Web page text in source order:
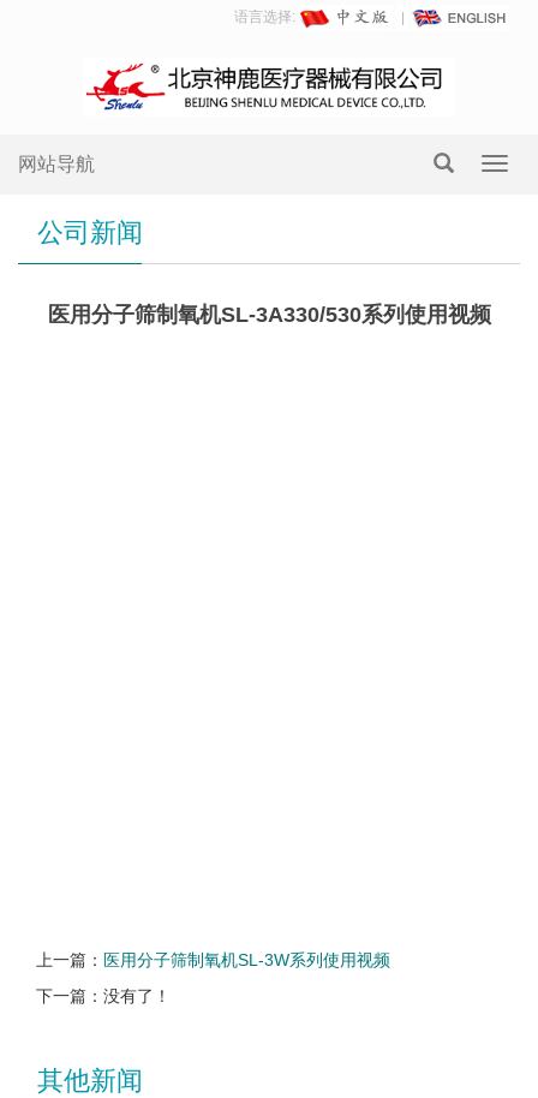
语言选择:
网站导航
公司新闻
医用分子筛制氧机SL-3A330/530系列使用视频
上一篇： 医用分子筛制氧机SL-3W系列使用视频
下一篇：没有了！
其他新闻